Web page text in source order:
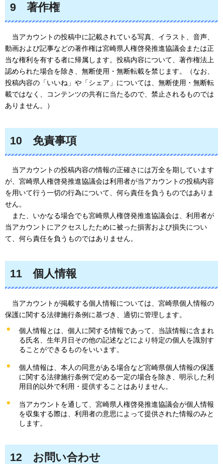
9 著作権
当アカウントの投稿中に記載されている写真、イラスト、音声、
動画および記事などの著作権は宮崎県人権啓発推進協議会または正
当な権利を有する者に帰属します。投稿内容について、著作権法上
認められた場合を除き、無断使用・無断転載を禁じます。（なお、
投稿内容の「いいね」や「シェア」については、無断使用・無断転
載ではなく、コンテンツの共有に当たるので、禁止されるものでは
ありません。）
10 免責事項
当アカウントの投稿内容の情報の正確さには万全を期しています
が、宮崎県人権啓発推進協議会は利用者が当アカウントの投稿内容
を用いて行う一切の行為について、何ら責任を負うものではありま
せん。
また、いかなる場合でも宮崎県人権啓発推進協議会は、利用者が
当アカウントにアクセスしたために被った損害および損失につい
て、何ら責任を負うものではありません。
11 個人情報
当アカウントが掲載する個人情報については、宮崎県個人情報の
保護に関する法律施行条例に基づき、適切に管理します。
個人情報とは、個人に関する情報であって、当該情報に含まれ
る氏名、生年月日その他の記述などにより特定の個人を識別す
ることができるものをいいます。
個人情報は、本人の同意がある場合など宮崎県個人情報の保護
に関する法律施行条例で定める一定の場合を除き、明示した利
用目的以外で利用・提供することはありません。
当アカウントを通して、宮崎県人権啓発推進協議会が個人情報
を収集する際は、利用者の意思によって提供された情報のみと
します。
12 お問い合わせ